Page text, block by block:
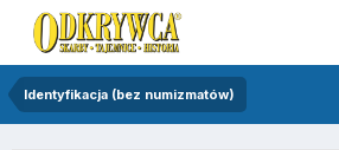
Identyfikacja (bez numizmatów)